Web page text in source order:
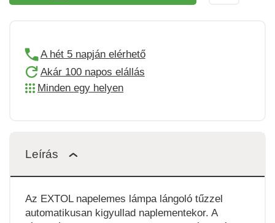
A hét 5 napján elérhető
Akár 100 napos elállás
Minden egy helyen
Leírás
Az EXTOL napelemes lámpa lángoló tűzzel
automatikusan kigyullad naplementekor. A